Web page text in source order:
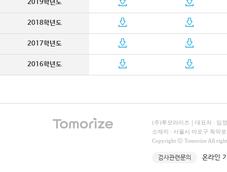
2019학년도
2018학년도
2017학년도
2016학년도
(주)투모라이즈｜대표자 : 임
소재지 : 서울시 마포구 독막
Copyright ⓒ Tomorize All
온라인